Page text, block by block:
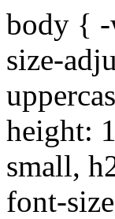
body { -
size-
height:
small,
font-